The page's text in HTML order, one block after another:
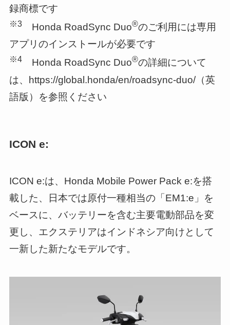
録商標です
※3Honda RoadSync Duo®のご利用には専用
アプリのインストールが必要です
※4Honda RoadSync Duo®の詳細について
は、https://global.honda/en/roadsync-duo/（英
語版）を参照ください
ICON e:
ICON e:は、Honda Mobile Power Pack e:を搭
載した、日本では原付一種相当の「EM1:e」を
ベースに、バッテリーを含む主要電動部品を変
更し、エクステリアはインドネシア向けとして
一新した新たなモデルです。